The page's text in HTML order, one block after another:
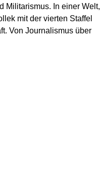
Militarismus. In einer Welt,
mit der vierten Staffel
Von Journalismus über